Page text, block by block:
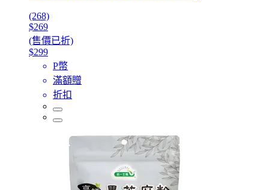
(268)
$269
(售價已折)
$299
P幣
滿額贈
折扣